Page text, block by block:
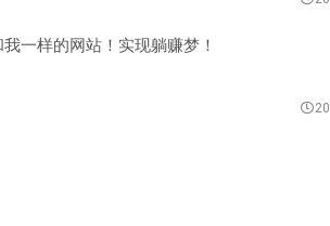
一样的网站！实现躺赚梦！